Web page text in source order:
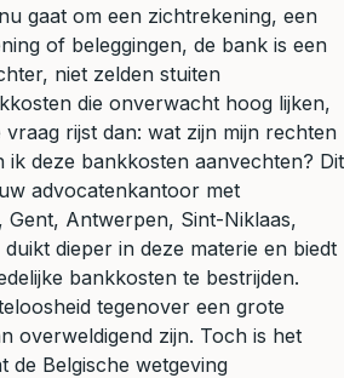
gaat om een zichtrekening, een
of beleggingen, de bank is een
niet zelden stuiten
die onverwacht hoog lijken,
rijst dan: wat zijn mijn rechten
ik deze bankkosten aanvechten? Dit
advocatenkantoor met
Gent, Antwerpen, Sint-Niklaas,
dieper in deze materie en biedt
bankkosten te bestrijden.
tegenover een grote
overweldigend zijn. Toch is het
de Belgische wetgeving